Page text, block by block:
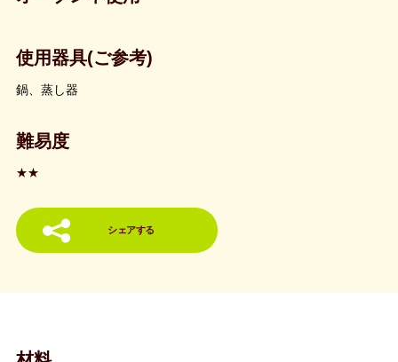
使用器具(ご参考)
鍋、蒸し器
難易度
★★
シェアする